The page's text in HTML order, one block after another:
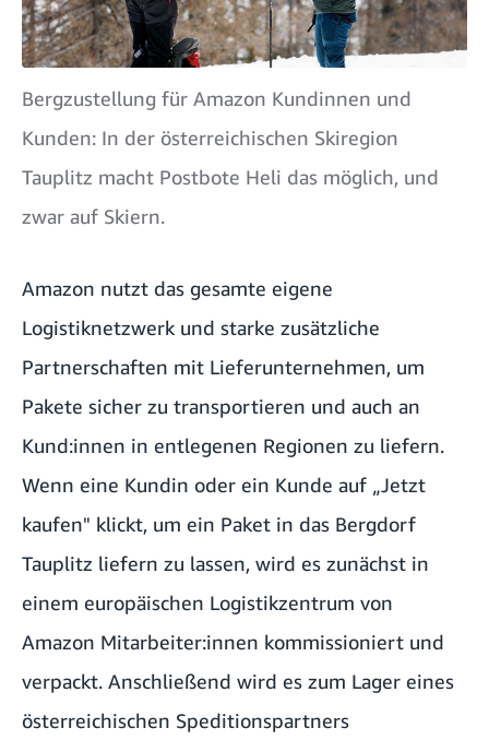
Bergzustellung für Amazon Kundinnen und
Kunden: In der österreichischen Skiregion
Tauplitz macht Postbote Heli das möglich, und
zwar auf Skiern.
Amazon nutzt das gesamte eigene
Logistiknetzwerk und starke zusätzliche
Partnerschaften mit Lieferunternehmen, um
Pakete sicher zu transportieren und auch an
Kund:innen in entlegenen Regionen zu liefern.
Wenn eine Kundin oder ein Kunde auf „Jetzt
kaufen" klickt, um ein Paket in das Bergdorf
Tauplitz liefern zu lassen, wird es zunächst in
einem europäischen Logistikzentrum von
Amazon Mitarbeiter:innen kommissioniert und
verpackt. Anschließend wird es zum Lager eines
österreichischen Speditionspartners